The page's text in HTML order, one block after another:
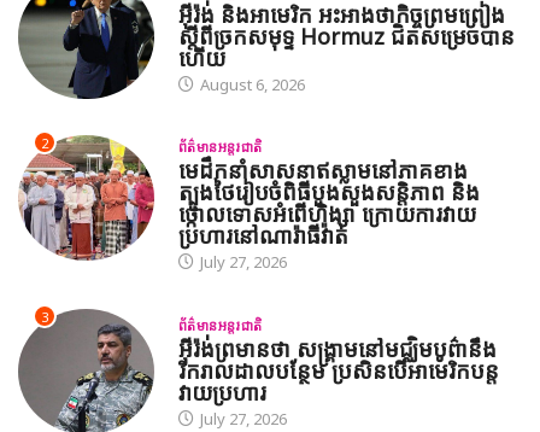
អ៊ីរ៉ង់ និងអាមេរិក អះអាងថាកិច្ចព្រមព្រៀង
ស្តីពីច្រកសមុទ្ទ Hormuz ជិតសម្រេចបាន
ហើយ
August 6, 2026
2 ព័ត៌មានអន្តរជាតិ
មេដឹកនាំសាសនាឥស្លាមនៅភាគខាង
ត្បូងថៃរៀបចំពិធីបួងសួងសន្តិភាព និង
ថ្កោលទោសអំពើហិង្សា ក្រោយការវាយ
ប្រហារនៅណារ៉ាធីវ៉ាត់
July 27, 2026
3 ព័ត៌មានអន្តរជាតិ
អ៊ីរ៉ង់ព្រមានថា សង្គ្រាមនៅមជ្ឈិមបូព៌ានឹង
រីករាលដាលបន្ថែម ប្រសិនបើអាមេរិកបន្ត
វាយប្រហារ
July 27, 2026